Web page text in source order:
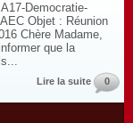
Democratie-
Objet : Réunion
Chère Madame,
que la
Lire la suite 0